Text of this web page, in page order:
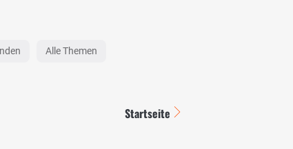
Alle Themen
Startseite